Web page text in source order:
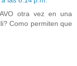
otra vez en una
Como permiten que